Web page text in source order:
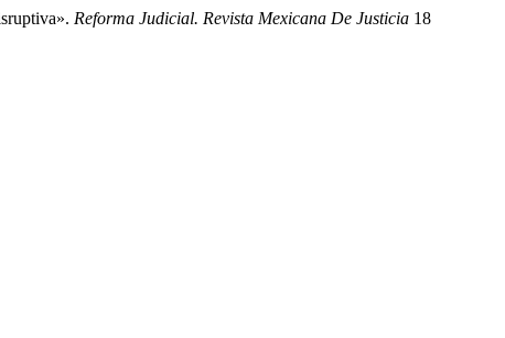
Reforma Judicial. Revista Mexicana De Justicia 18